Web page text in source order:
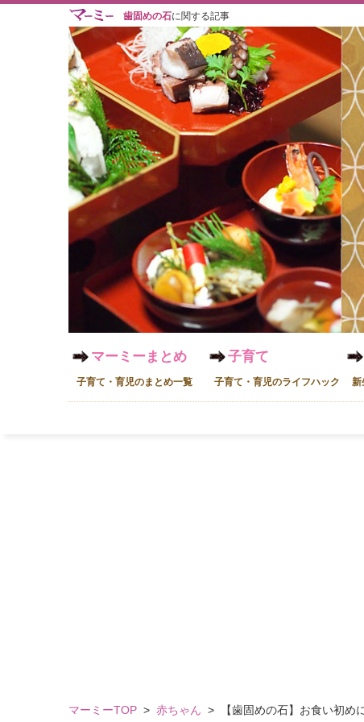
歯固めの石に関する記事
マーミーまとめ
子育て・育児のまとめ一覧
子育て
子育て・育児のライフハック 新
マーミーTOP > 赤ちゃん > 【歯固めの石】お食い初